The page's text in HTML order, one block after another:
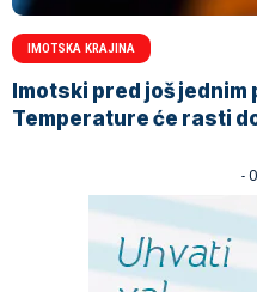
IMOTSKA KRAJINA
Imotski pred još jednim
Temperature će rasti
-